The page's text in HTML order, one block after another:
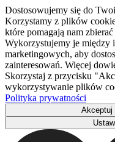
Dostosowujemy się do
Korzystamy z plików
które pomagają nam
Wykorzystujemy je między
marketingowych, aby
zainteresowań. Więcej
Skorzystaj z przycisku
wykorzystywanie plików
Polityka prywatności
Akceptuj